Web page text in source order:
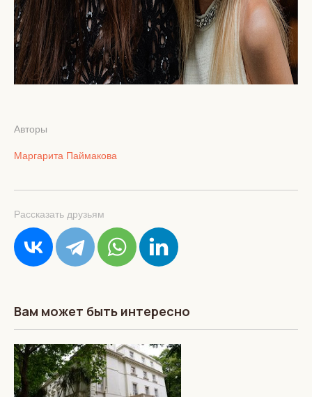
Авторы
Маргарита Паймакова
Рассказать друзьям
Вам может быть интересно